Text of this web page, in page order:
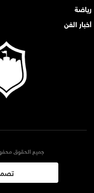
رياضة
أخبار الفن
جميع الحقوق